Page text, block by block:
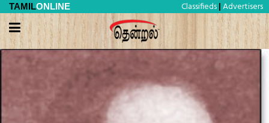
TAMILONLINE Classifieds | Advertisers